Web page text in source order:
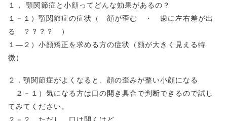
１， 顎関節症と小顔ってどんな効果があるの？
１－１）顎関節症の症状（ 顔が歪む ・ 歯に左右差が出
る ？？？？ ）
１―２）小顔矯正を求める方の症状（顔が大きく見える特
徴）
２．顎関節症がよくなると、顔の歪みが整い小顔になる
２－１）気になる方は口の開き具合で判断できるので試し
てみてください。
２－２ ただし、口は開くけど